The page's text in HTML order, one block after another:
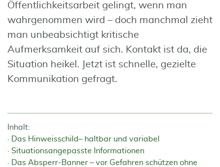
Öffentlichkeitsarbeit gelingt, wenn man
wahrgenommen wird – doch manchmal zieht
man unbeabsichtigt kritische
Aufmerksamkeit auf sich. Kontakt ist da, die
Situation heikel. Jetzt ist schnelle, gezielte
Kommunikation gefragt.
Inhalt:
Das Hinweisschild– haltbar und variabel
Situationsangepasste Informationen
Das Absperr-Banner – vor Gefahren schützen ohne